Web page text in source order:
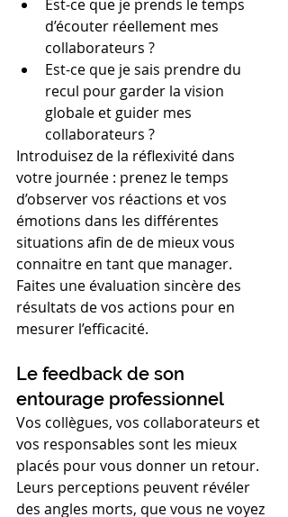
Est-ce que je prends le temps
d’écouter réellement mes
collaborateurs ?
Est-ce que je sais prendre du
recul pour garder la vision
globale et guider mes
collaborateurs ?
Introduisez de la réflexivité dans
votre journée : prenez le temps
d’observer vos réactions et vos
émotions dans les différentes
situations afin de de mieux vous
connaitre en tant que manager.
Faites une évaluation sincère des
résultats de vos actions pour en
mesurer l’efficacité.
Le feedback de son
entourage professionnel
Vos collègues, vos collaborateurs et
vos responsables sont les mieux
placés pour vous donner un retour.
Leurs perceptions peuvent révéler
des angles morts, que vous ne voyez